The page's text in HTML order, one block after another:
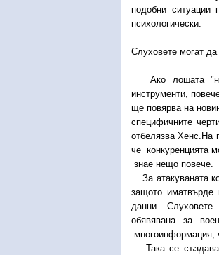
подобни ситуации
психологически.
Слуховете могат
Ако лошата
инструменти,
ще повярва на
специфичните
отбелязва Хенс.На
че конкуренцията
знае нещо повече.
За атакуваната
защото иматвърде
данни. Слуховете
обявявана за
многоинформация,
Така се създава